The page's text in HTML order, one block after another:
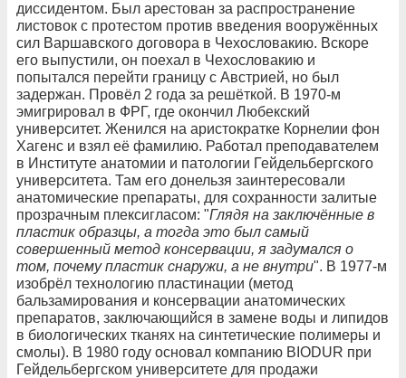
диссидентом. Был арестован за распространение
листовок с протестом против введения вооружённых
сил Варшавского договора в Чехословакию. Вскоре
его выпустили, он поехал в Чехословакию и
попытался перейти границу с Австрией, но был
задержан. Провёл 2 года за решёткой. В 1970-м
эмигрировал в ФРГ, где окончил Любекский
университет. Женился на аристократке Корнелии фон
Хагенс и взял её фамилию. Работал преподавателем
в Институте анатомии и патологии Гейдельбергского
университета. Там его донельзя заинтересовали
анатомические препараты, для сохранности залитые
прозрачным плексигласом: "Глядя на заключённые в
пластик образцы, а тогда это был самый
совершенный метод консервации, я задумался о
том, почему пластик снаружи, а не внутри". В 1977-м
изобрёл технологию пластинации (метод
бальзамирования и консервации анатомических
препаратов, заключающийся в замене воды и липидов
в биологических тканях на синтетические полимеры и
смолы). В 1980 году основал компанию BIODUR при
Гейдельбергском университете для продажи